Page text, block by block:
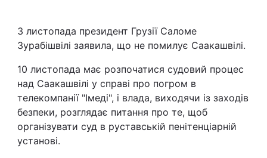
3 листопада президент Грузії Саломе
Зурабішвілі заявила, що не помилує Саакашвілі.
10 листопада має розпочатися судовий процес
над Саакашвілі у справі про погром в
телекомпанії "Імеді", і влада, виходячи із заходів
безпеки, розглядає питання про те, щоб
організувати суд в руставській пенітенціарній
установі.